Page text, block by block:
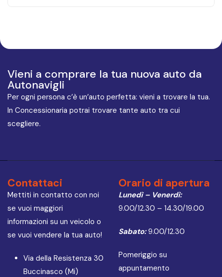
Vieni a comprare la tua nuova auto da
Autonavigli
Per ogni persona c’è un’auto perfetta: vieni a trovare la tua.
In Concessionaria potrai trovare tante auto tra cui
scegliere.
Contattaci
Mettiti in contatto con noi
se vuoi maggiori
informazioni su un veicolo o
se vuoi vendere la tua auto!
Via della Resistenza 30
Buccinasco (Mi)
Orario di apertura
Lunedì – Venerdì:
9.00/12.30 – 14.30/19.00
Sabato:9.00/12.30
Pomeriggio su
appuntamento